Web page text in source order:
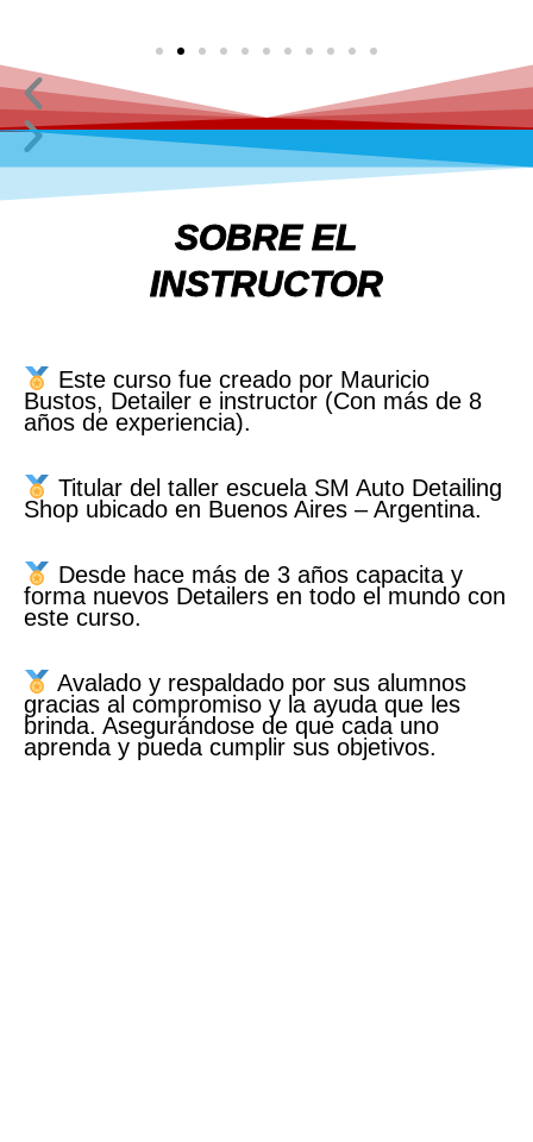
SOBRE EL
INSTRUCTOR
Este curso fue creado por Mauricio
Bustos, Detailer e instructor (Con más de 8
años de experiencia).
Titular del taller escuela SM Auto Detailing
Shop ubicado en Buenos Aires – Argentina.
Desde hace más de 3 años capacita y
forma nuevos Detailers en todo el mundo con
este curso.
Avalado y respaldado por sus alumnos
gracias al compromiso y la ayuda que les
brinda. Asegurándose de que cada uno
aprenda y pueda cumplir sus objetivos.